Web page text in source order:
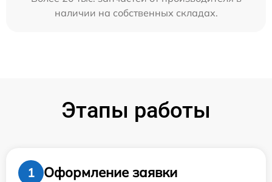
наличии на собственных складах.
Этапы работы
1
Оформление заявки